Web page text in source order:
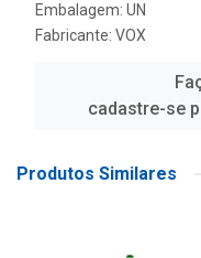
Embalagem: UN
Fabricante: VOX
cadastre-se
Produtos Similares